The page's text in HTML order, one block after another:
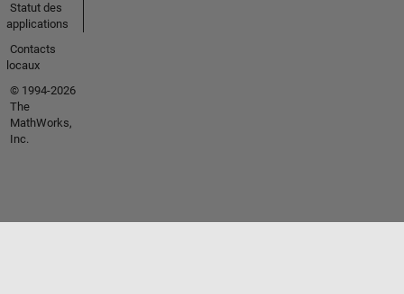
Statut des
applications
Contacts
locaux
© 1994-2026
The
MathWorks,
Inc.